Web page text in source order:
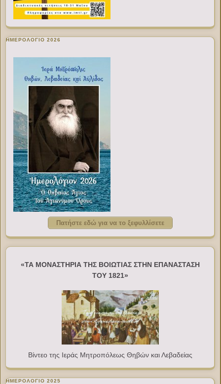
ΗΜΕΡΟΛΟΓΙΟ 2026
Πατήστε εδώ για να το ξεφυλλίσετε
«ΤΑ ΜΟΝΑΣΤΗΡΙΑ ΤΗΣ ΒΟΙΩΤΙΑΣ ΣΤΗΝ ΕΠΑΝΑΣΤΑΣΗ
ΤΟΥ 1821»
Βίντεο της Ιεράς Μητροπόλεως Θηβών και Λεβαδείας
ΗΜΕΡΟΛΟΓΙΟ 2025